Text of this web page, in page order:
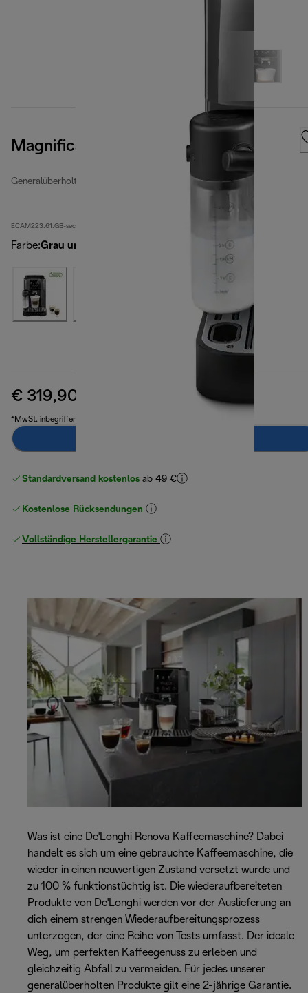
Magnifica Start
Generalüberholte Kaffeevollautomaten
ECAM223.61.GB-second
Farbe:Grau und schwarz
€ 319,90 Originalpreis € 499,90
*MwSt. inbegriffen
Standardversand kostenlos ab 49 €
Kostenlose Rücksendungen
Vollständige Herstellergarantie
Was ist eine De'Longhi Renova Kaffeemaschine? Dabei
handelt es sich um eine gebrauchte Kaffeemaschine, die
wieder in einen neuwertigen Zustand versetzt wurde und
zu 100 % funktionstüchtig ist. Die wiederaufbereiteten
Produkte von De'Longhi werden vor der Auslieferung an
dich einem strengen Wiederaufbereitungsprozess
unterzogen, der eine Reihe von Tests umfasst. Der ideale
Weg, um perfekten Kaffeegenuss zu erleben und
gleichzeitig Abfall zu vermeiden. Für jedes unserer
generalüberholten Produkte gilt eine 2-jährige Garantie.